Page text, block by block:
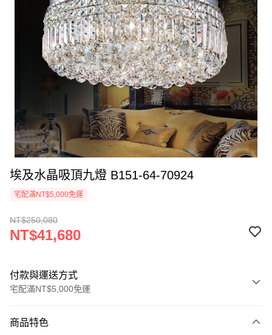
埃及水晶吸頂九燈 B151-64-70924
宅配滿NT$5,000免運
NT$250,080
NT$41,680
付款與運送方式
宅配滿NT$5,000免運
信用卡一次付款
商品特色